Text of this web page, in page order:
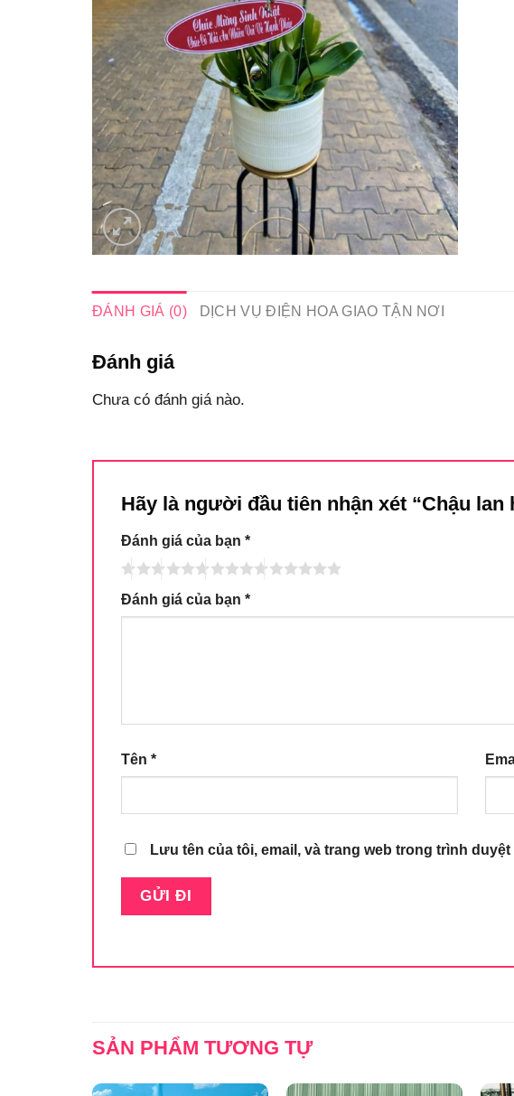
ĐÁNH GIÁ (0) DỊCH VỤ ĐIỆN HOA GIAO TẬN NƠI
Đánh giá
Chưa có đánh giá nào.
Hãy là người đầu tiên nhận xét “Chậu lan
Đánh giá của bạn *
Đánh giá của bạn *
Tên *
Lưu tên của tôi, email, và trang web trong trình
SẢN PHẨM TƯƠNG TỰ